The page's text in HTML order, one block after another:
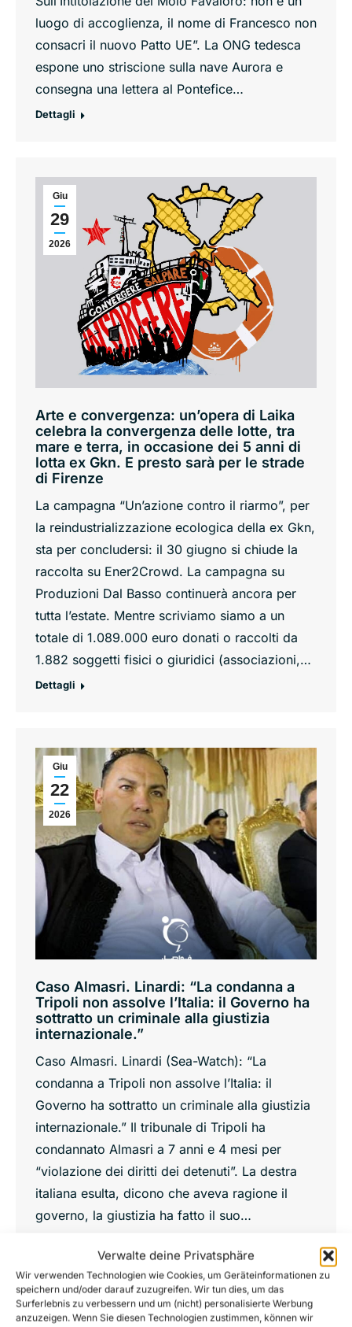
Verwalte deine Privatsphäre
Wir verwenden Technologien wie Cookies, um Geräteinformationen zu
speichern und/oder darauf zuzugreifen. Wir tun dies, um das
Surferlebnis zu verbessern und um (nicht) personalisierte Werbung
anzuzeigen. Wenn Sie diesen Technologien zustimmen, können wir
luogo di accoglienza, il nome di Francesco non
consacri il nuovo Patto UE”. La ONG tedesca
espone uno striscione sulla nave Aurora e
consegna una lettera al Pontefice…
Dettagli
Giu
29
2026
Arte e convergenza: un’opera di Laika
celebra la convergenza delle lotte, tra
mare e terra, in occasione dei 5 anni di
lotta ex Gkn. E presto sarà per le strade
di Firenze
La campagna “Un’azione contro il riarmo”, per
la reindustrializzazione ecologica della ex Gkn,
sta per concludersi: il 30 giugno si chiude la
raccolta su Ener2Crowd. La campagna su
Produzioni Dal Basso continuerà ancora per
tutta l’estate. Mentre scriviamo siamo a un
totale di 1.089.000 euro donati o raccolti da
1.882 soggetti fisici o giuridici (associazioni,…
Dettagli
Giu
22
2026
Caso Almasri. Linardi: “La condanna a
Tripoli non assolve l’Italia: il Governo ha
sottratto un criminale alla giustizia
internazionale.”
Caso Almasri. Linardi (Sea-Watch): “La
condanna a Tripoli non assolve l’Italia: il
Governo ha sottratto un criminale alla giustizia
internazionale.” Il tribunale di Tripoli ha
condannato Almasri a 7 anni e 4 mesi per
“violazione dei diritti dei detenuti”. La destra
italiana esulta, dicono che aveva ragione il
governo, la giustizia ha fatto il suo…
Giu